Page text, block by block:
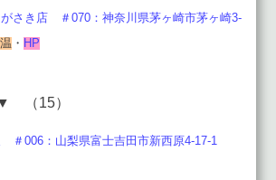
さき店 ＃070： 神奈川県茅ヶ崎市茅ヶ崎3-
温 ・ HP
（15）
＃006：山梨県富士吉田市新西原4-17-1